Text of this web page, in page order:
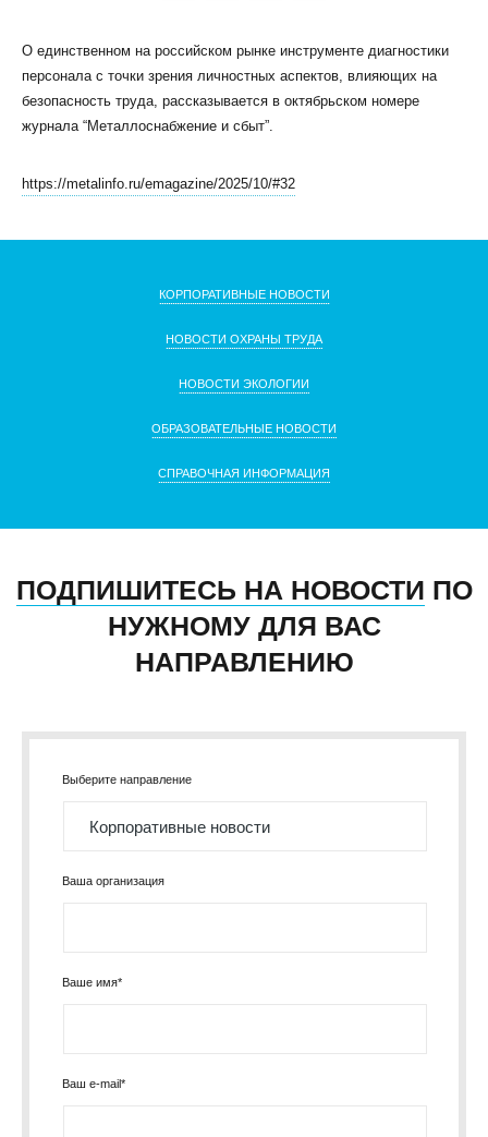
ПОЛИТИКА КОНФИДЕНЦИАЛЬНОСТИ
О единственном на российском рынке инструменте диагностики
персонала с точки зрения личностных аспектов, влияющих на
безопасность труда, рассказывается в октябрьском номере
журнала “Металлоснабжение и сбыт”.
https://metalinfo.ru/emagazine/2025/10/#32
КОРПОРАТИВНЫЕ НОВОСТИ
НОВОСТИ ОХРАНЫ ТРУДА
НОВОСТИ ЭКОЛОГИИ
ОБРАЗОВАТЕЛЬНЫЕ НОВОСТИ
СПРАВОЧНАЯ ИНФОРМАЦИЯ
ПОДПИШИТЕСЬ НА НОВОСТИ ПО
НУЖНОМУ ДЛЯ ВАС
НАПРАВЛЕНИЮ
Выберите направление
Ваша организация
Ваше имя*
Ваш e-mail*